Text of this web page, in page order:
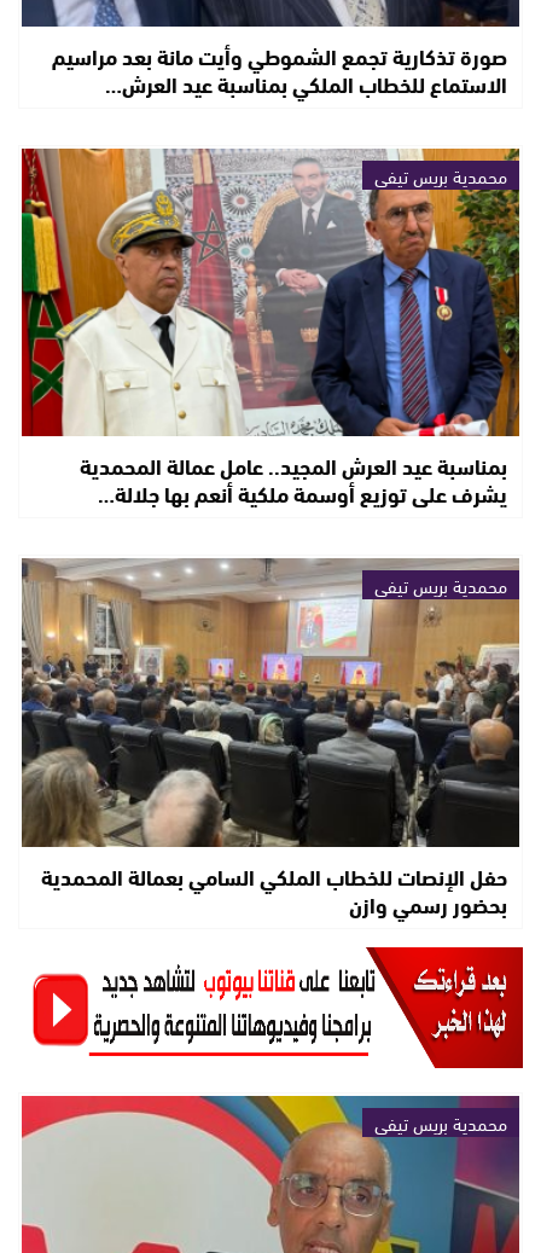
صورة تذكارية تجمع الشموطي وأيت مانة بعد مراسيم
الاستماع للخطاب الملكي بمناسبة عيد العرش…
محمدية بريس تيفي
بمناسبة عيد العرش المجيد.. عامل عمالة المحمدية
يشرف على توزيع أوسمة ملكية أنعم بها جلالة…
محمدية بريس تيفي
حفل الإنصات للخطاب الملكي السامي بعمالة المحمدية
بحضور رسمي وازن
محمدية بريس تيفي